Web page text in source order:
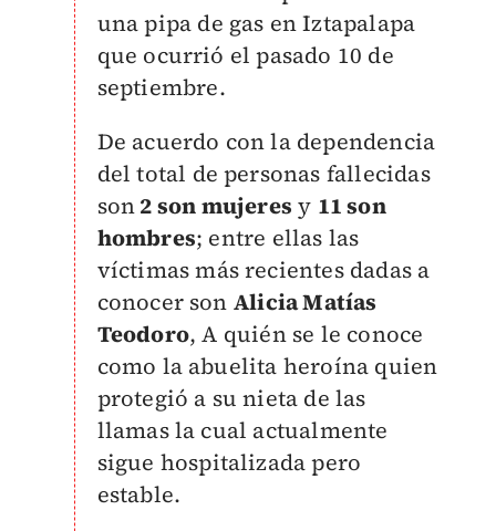
una pipa de gas en Iztapalapa
que ocurrió el pasado 10 de
septiembre.
De acuerdo con la dependencia
del total de personas fallecidas
son2 son mujeres y 11 son
hombres; entre ellas las
víctimas más recientes dadas a
conocer son Alicia Matías
Teodoro, A quién se le conoce
como la abuelita heroína quien
protegió a su nieta de las
llamas la cual actualmente
sigue hospitalizada pero
estable.